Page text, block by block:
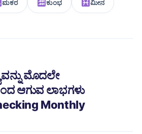
ಮಕರ ಕುಂಭ ಮೀನ
ಮೊದಲೇ
ಆಗುವ ಲಾಭಗಳು
Monthly